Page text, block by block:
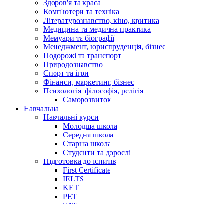
Здоров'я та краса
Комп'ютери та техніка
Літературознавство, кіно, критика
Медицина та медична практика
Мемуари та біографії
Менеджмент, юриспруденція, бізнес
Подорожі та транспорт
Природознавство
Спорт та ігри
Фінанси, маркетинг, бізнес
Психологія, філософія, релігія
Саморозвиток
Навчальна
Навчальні курси
Молодша школа
Середня школа
Старша школа
Студенти та дорослі
Підготовка до іспитів
First Certificate
IELTS
KET
PET